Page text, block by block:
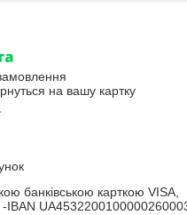
на вашу картку
банківською карткою VISA,
-IBAN